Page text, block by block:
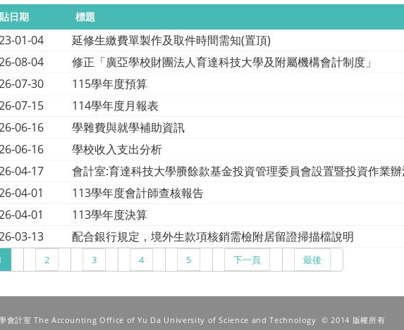
日期 標題
01-04
延修生繳費單製作及取件時間需知(置頂)
08-04
修正「廣亞學校財團法人育達科技大學及附屬機構會計制度」
07-30
115學年度預算
07-15
114學年度月報表
06-16
學雜費與就學補助資訊
06-16
學校收入支出分析
04-17
會計室:育達科技大學賸餘款基金投資管理委員會設置暨投資作業
04-01
113學年度會計師查核報告
04-01
113學年度決算
03-13
配合銀行規定，境外生款項核銷需檢附居留證掃描檔說明
2 3 4 5 下一頁 最後
會計室 The Accounting Office of Yu Da University of Science and Technology © 2014 版權所有